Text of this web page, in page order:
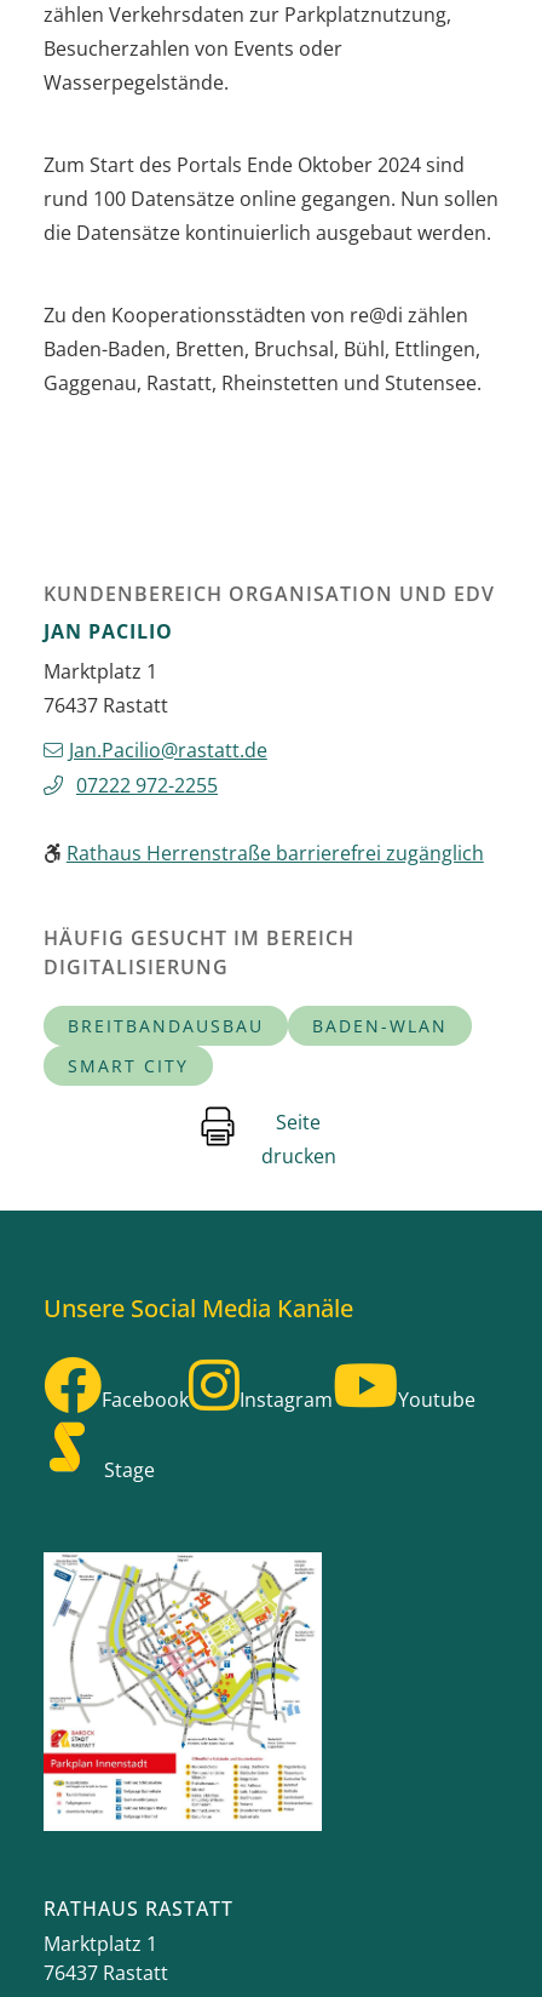
zählen Verkehrsdaten zur Parkplatznutzung,
Besucherzahlen von Events oder
Wasserpegelstände.
Zum Start des Portals Ende Oktober 2024 sind
rund 100 Datensätze online gegangen. Nun sollen
die Datensätze kontinuierlich ausgebaut werden.
Zu den Kooperationsstädten von re@di zählen
Baden-Baden, Bretten, Bruchsal, Bühl, Ettlingen,
Gaggenau, Rastatt, Rheinstetten und Stutensee.
KUNDENBEREICH ORGANISATION UND EDV
JAN PACILIO
Marktplatz 1
76437 Rastatt
Jan.Pacilio@rastatt.de
07222 972-2255
Rathaus Herrenstraße barrierefrei zugänglich
HÄUFIG GESUCHT IM BEREICH
DIGITALISIERUNG
BREITBANDAUSBAU
BADEN-WLAN
SMART CITY
Seite
drucken
Unsere Social Media Kanäle
Facebook Instagram Youtube
Stage
RATHAUS RASTATT
Marktplatz 1
76437 Rastatt